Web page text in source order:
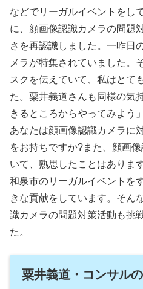
などでリーガルイベントをし
に、顔画像認識カメラの問題
さを再認識しました。一昨日
メラが特集されていました。
スクを伝えていて、私はとて
た。粟井義道さんも同様の気
きるところからやってみよう
あなたは顔画像認識カメラに
をお持ちですか?また、顔画
いて、熟思したことはありま
和泉市のリーガルイベントを
きな貢献をしています。そん
識カメラの問題対策活動も挑
た。
粟井義道・コンサル